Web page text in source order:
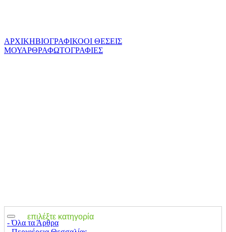
ΑΡΧΙΚΗΒΙΟΓΡΑΦΙΚΟΟΙ ΘΕΣΕΙΣ
ΜΟΥΑΡΘΡΑΦΩΤΟΓΡΑΦΙΕΣ
επιλέξτε κατηγορία
‐ Όλα τα Άρθρα